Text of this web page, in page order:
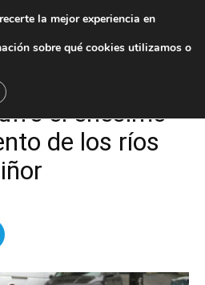
el enésimo
de los ríos
la mejor experiencia en
sobre qué cookies utilizamos o